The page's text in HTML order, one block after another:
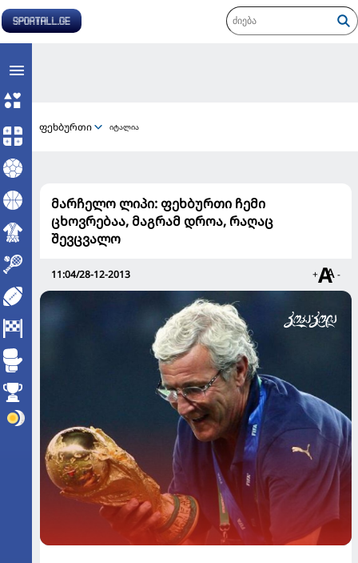
ფეხბურთი იტალია
მარჩელო ლიპი: ფეხბურთი ჩემი
ცხოვრებაა, მაგრამ დროა, რაღაც
შევცვალო
11:04/28-12-2013 + -